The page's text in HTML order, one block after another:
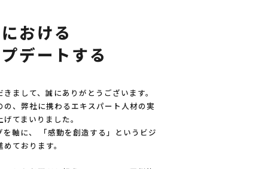
における
プデー ト する
まして、誠にありがとうございます。
、弊社に携わるエキスパート人材の実
てまいりました。
軸に、
「感動を創造する」というビジ
ております。